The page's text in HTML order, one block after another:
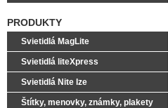
PRODUKTY
Svietidlá MagLite
Svietidlá liteXpress
Svietidlá Nite Ize
Štítky, menovky, známky, plakety